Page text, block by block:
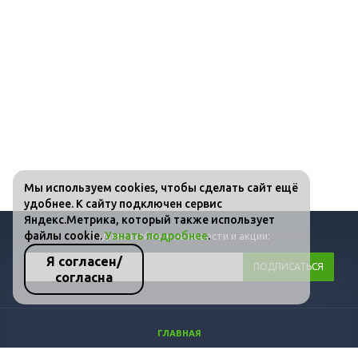
Подписывайтесь на новости и акции:
ГЛАВНАЯ
Мы используем cookies, чтобы сделать сайт ещё
удобнее. К сайту подключен сервис
Яндекс.Метрика, который также использует
файлы cookie.Узнать подробнее.
Я согласен/
согласна